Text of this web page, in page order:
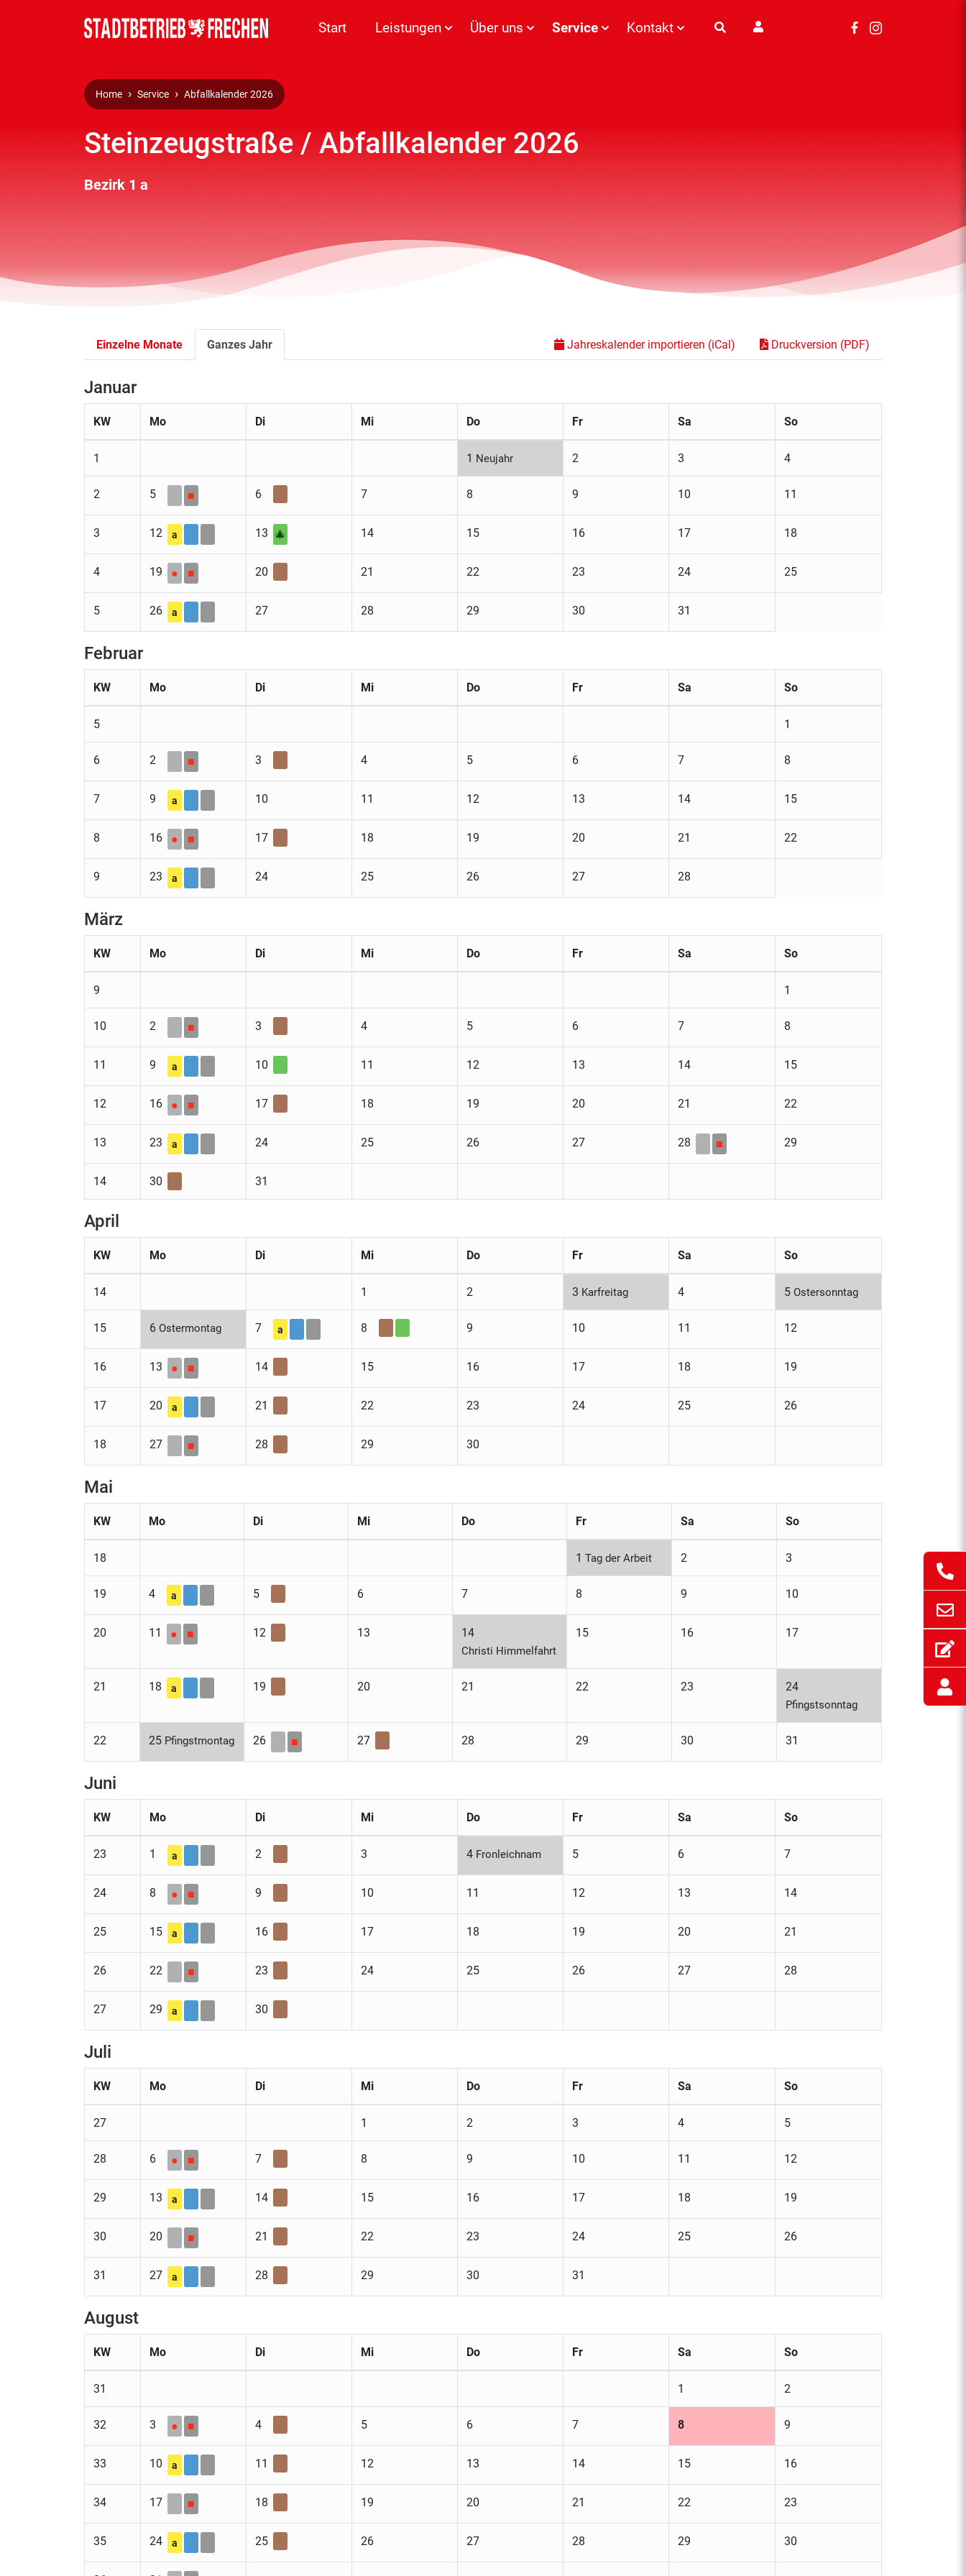
Start Leistungen Über uns Service Kontakt
Home Service Abfallkalender 2026
Steinzeugstraße / Abfallkalender 2026
Bezirk 1 a
Einzelne Monate Ganzes Jahr Jahreskalender importieren (iCal) Druckversion (PDF)
Januar
KW Mo Di Mi Do Fr Sa So
1 1 Neujahr 2 3 4
2 5 ■ 6 7 8 9 10 11
3 12 a 13 🎄 14 15 16 17 18
4 19 ● ■ 20 21 22 23 24 25
5 26 a 27 28 29 30 31
Februar
KW Mo Di Mi Do Fr Sa So
5 1
6 2 ■ 3 4 5 6 7 8
7 9 a 10 11 12 13 14 15
8 16 ● ■ 17 18 19 20 21 22
9 23 a 24 25 26 27 28
März
KW Mo Di Mi Do Fr Sa So
9 1
10 2 ■ 3 4 5 6 7 8
11 9 a 10 11 12 13 14 15
12 16 ● ■ 17 18 19 20 21 22
13 23 a 24 25 26 27 28 ■ 29
14 30 31
April
KW Mo Di Mi Do Fr Sa So
14 1 2 3 Karfreitag 4 5 Ostersonntag
15 6 Ostermontag 7 a 8 9 10 11 12
16 13 ● ■ 14 15 16 17 18 19
17 20 a 21 22 23 24 25 26
18 27 ■ 28 29 30
Mai
KW Mo Di Mi Do Fr Sa So
18 1 Tag der Arbeit 2 3
19 4 a 5 6 7 8 9 10
20 11 ● ■ 12 13 14
Christi Himmelfahrt
15 16 17
21 18 a 19 20 21 22 23 24
Pfingstsonntag
22 25 Pfingstmontag 26 ■ 27 28 29 30 31
Juni
KW Mo Di Mi Do Fr Sa So
23 1 a 2 3 4 Fronleichnam 5 6 7
24 8 ● ■ 9 10 11 12 13 14
25 15 a 16 17 18 19 20 21
26 22 ■ 23 24 25 26 27 28
27 29 a 30
Juli
KW Mo Di Mi Do Fr Sa So
27 1 2 3 4 5
28 6 ● ■ 7 8 9 10 11 12
29 13 a 14 15 16 17 18 19
30 20 ■ 21 22 23 24 25 26
31 27 a 28 29 30 31
August
KW Mo Di Mi Do Fr Sa So
31 1 2
32 3 ● ■ 4 5 6 7 8 9
33 10 a 11 12 13 14 15 16
34 17 ■ 18 19 20 21 22 23
35 24 a 25 26 27 28 29 30